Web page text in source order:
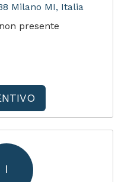
Milano MI, Italia
presente
I